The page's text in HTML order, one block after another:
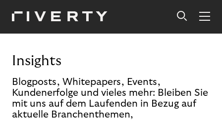
Insights
Blogposts, Whitepapers, Events,
Kundenerfolge und vieles mehr: Bleiben Sie
mit uns auf dem Laufenden in Bezug auf
aktuelle Branchenthemen,